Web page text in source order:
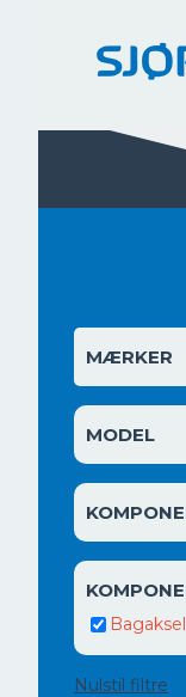
MÆRKER
MODEL
Nulstil filtre